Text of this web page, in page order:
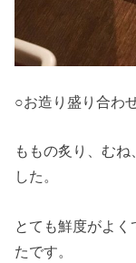
○お造り盛り合わ
ももの炙り、む
した。
とても鮮度がよ
たです。